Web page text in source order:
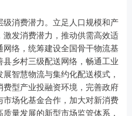
消费潜力。立足人口规模和产
发消费潜力，推动供需高效适
络，统筹建设全国骨干物流基
乡村三级配送网络，畅通工业
智慧物流与集约化配送模式，
型产业投融资环境，完善政府
场化基金合作，加大对新消费
量发展的新型市场监管体系，